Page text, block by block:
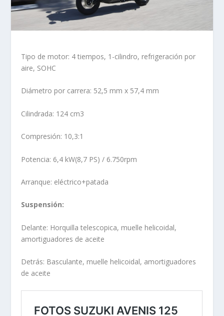
Tipo de motor: 4 tiempos, 1-cilindro, refrigeración por
aire, SOHC
Diámetro por carrera: 52,5 mm x 57,4 mm
Cilindrada: 124 cm3
Compresión: 10,3:1
Potencia: 6,4 kW(8,7 PS) / 6.750rpm
Arranque: eléctrico+patada
Suspensión:
Delante: Horquilla telescopica, muelle helicoidal,
amortiguadores de aceite
Detrás: Basculante, muelle helicoidal, amortiguadores
de aceite